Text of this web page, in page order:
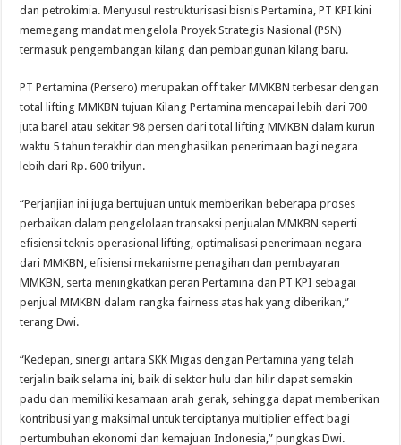
dan petrokimia. Menyusul restrukturisasi bisnis Pertamina, PT KPI kini
memegang mandat mengelola Proyek Strategis Nasional (PSN)
termasuk pengembangan kilang dan pembangunan kilang baru.
PT Pertamina (Persero) merupakan off taker MMKBN terbesar dengan
total lifting MMKBN tujuan Kilang Pertamina mencapai lebih dari 700
juta barel atau sekitar 98 persen dari total lifting MMKBN dalam kurun
waktu 5 tahun terakhir dan menghasilkan penerimaan bagi negara
lebih dari Rp. 600 trilyun.
“Perjanjian ini juga bertujuan untuk memberikan beberapa proses
perbaikan dalam pengelolaan transaksi penjualan MMKBN seperti
efisiensi teknis operasional lifting, optimalisasi penerimaan negara
dari MMKBN, efisiensi mekanisme penagihan dan pembayaran
MMKBN, serta meningkatkan peran Pertamina dan PT KPI sebagai
penjual MMKBN dalam rangka fairness atas hak yang diberikan,”
terang Dwi.
“Kedepan, sinergi antara SKK Migas dengan Pertamina yang telah
terjalin baik selama ini, baik di sektor hulu dan hilir dapat semakin
padu dan memiliki kesamaan arah gerak, sehingga dapat memberikan
kontribusi yang maksimal untuk terciptanya multiplier effect bagi
pertumbuhan ekonomi dan kemajuan Indonesia,” pungkas Dwi.